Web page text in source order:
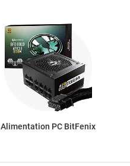
Alimentation PC BitFenix